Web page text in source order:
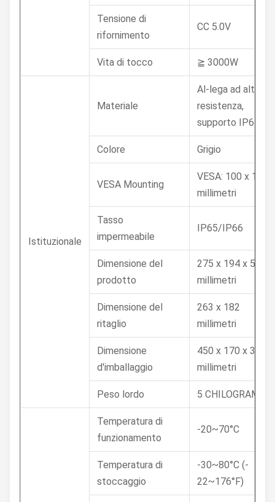
Tensione di
rifornimento
CC 5.0V
Vita di tocco ≧ 3000W
Istituzionale
Materiale
Al-lega ad alta
resistenza,
supporto IP65
Colore Grigio
VESA Mounting
VESA: 100 x 100
millimetri
Tasso
impermeabile
IP65/IP66
Dimensione del
prodotto
275 x 194 x 58
millimetri
Dimensione del
ritaglio
263 x 182
millimetri
Dimensione
d'imballaggio
450 x 170 x 350
millimetri
Peso lordo 5 CHILOGRAMMI
Temperatura di
funzionamento
-20~70°C
Temperatura di
stoccaggio
-30~80°C (-
22~176°F)